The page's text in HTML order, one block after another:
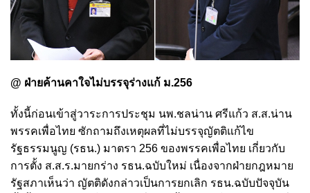
@ ฝ่ายค้านคาใจไม่บรรจุร่างแก้ ม.256
ทั้งนี้ก่อนเข้าสู่วาระการประชุม นพ.ชลน่าน ศรีแก้ว ส.ส.น่าน
พรรคเพื่อไทย ซักถามถึงเหตุผลที่ไม่บรรจุญัตติแก้ไข
รัฐธรรมนูญ (รธน.) มาตรา 256 ของพรรคเพื่อไทย เกี่ยวกับ
การตั้ง ส.ส.ร.มายกร่าง รธน.ฉบับใหม่ เนื่องจากฝ่ายกฎหมาย
รัฐสภาเห็นว่า ญัตติดังกล่าวเป็นการยกเลิก รธน.ฉบับปัจจุบัน